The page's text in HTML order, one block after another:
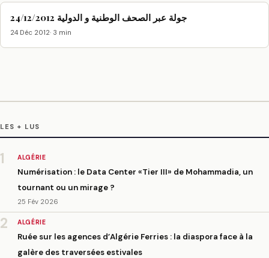
جولة عبر الصحف الوطنية و الدولية 24/12/2012
24 Déc 2012· 3 min
LES + LUS
1 ALGÉRIE
Numérisation : le Data Center «Tier III» de Mohammadia, un
tournant ou un mirage ?
25 Fév 2026
2 ALGÉRIE
Ruée sur les agences d’Algérie Ferries : la diaspora face à la
galère des traversées estivales